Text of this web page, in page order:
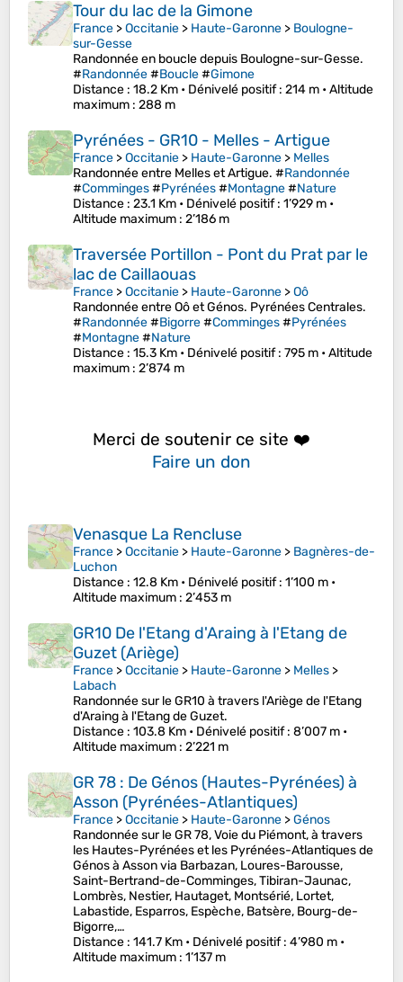
Tour du lac de la Gimone
France >Occitanie > Haute-Garonne > Boulogne-
sur-Gesse
Randonnée en boucle depuis Boulogne-sur-Gesse.
#Randonnée#Boucle#Gimone
Distance : 18.2 Km • Dénivelé positif: 214 m •Altitude
maximum : 288 m
Pyrénées - GR10 - Melles - Artigue
France >Occitanie > Haute-Garonne > Melles
Randonnée entre Melles et Artigue. #Randonnée
#Comminges#Pyrénées#Montagne#Nature
Distance : 23.1 Km • Dénivelé positif: 1’929 m •
Altitude maximum : 2’186 m
Traversée Portillon - Pont du Prat par le
lac de Caillaouas
France >Occitanie > Haute-Garonne >Oô
Randonnée entre Oô et Génos. Pyrénées Centrales.
#Randonnée#Bigorre#Comminges#Pyrénées
#Montagne#Nature
Distance : 15.3 Km • Dénivelé positif: 795 m •Altitude
maximum : 2’874 m
Merci de soutenir ce site ❤️
Faire un don
Venasque La Rencluse
France >Occitanie > Haute-Garonne > Bagnères-de-
Luchon
Distance : 12.8 Km • Dénivelé positif: 1’100 m •
Altitude maximum : 2’453 m
GR10 De l'Etang d'Araing à l'Etang de
Guzet (Ariège)
France >Occitanie > Haute-Garonne > Melles >
Labach
Randonnée sur le GR10 à travers l'Ariège de l'Etang
d'Araing à l'Etang de Guzet.
Distance : 103.8 Km • Dénivelé positif: 8’007 m •
Altitude maximum : 2’221 m
GR 78 : De Génos (Hautes-Pyrénées) à
Asson (Pyrénées-Atlantiques)
France >Occitanie > Haute-Garonne >Génos
Randonnée sur le GR 78, Voie du Piémont, à travers
les Hautes-Pyrénées et les Pyrénées-Atlantiques de
Génos à Asson via Barbazan, Loures-Barousse,
Saint-Bertrand-de-Comminges, Tibiran-Jaunac,
Lombrès, Nestier, Hautaget, Montsérié, Lortet,
Labastide, Esparros, Espèche, Batsère, Bourg-de-
Bigorre,…
Distance : 141.7 Km • Dénivelé positif: 4’980 m •
Altitude maximum : 1’137 m